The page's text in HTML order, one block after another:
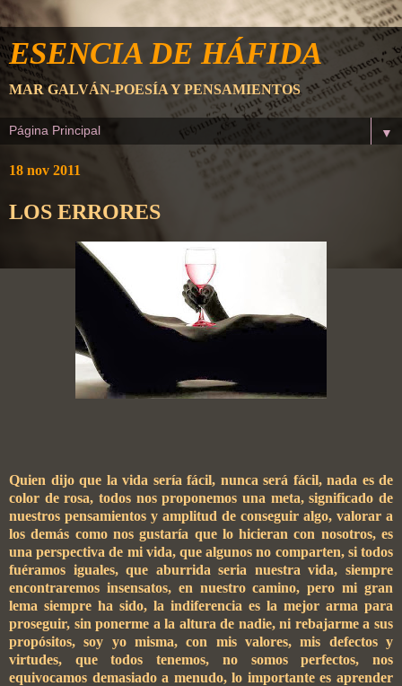
ESENCIA DE HÁFIDA
MAR GALVÁN-POESÍA Y PENSAMIENTOS
▼
18 nov 2011
LOS ERRORES
Quien dijo que la vida sería fácil, nunca será fácil, nada es de
color de rosa, todos nos proponemos una meta, significado de
nuestros pensamientos y amplitud de conseguir algo, valorar a
los demás como nos gustaría que lo hicieran con nosotros, es
una perspectiva de mi vida, que algunos no comparten, si todos
fuéramos iguales, que aburrida seria nuestra vida, siempre
encontraremos insensatos, en nuestro camino, pero mi gran
lema siempre ha sido, la indiferencia es la mejor arma para
proseguir, sin ponerme a la altura de nadie, ni rebajarme a sus
propósitos, soy yo misma, con mis valores, mis defectos y
virtudes, que todos tenemos, no somos perfectos, nos
equivocamos demasiado a menudo, lo importante es aprender